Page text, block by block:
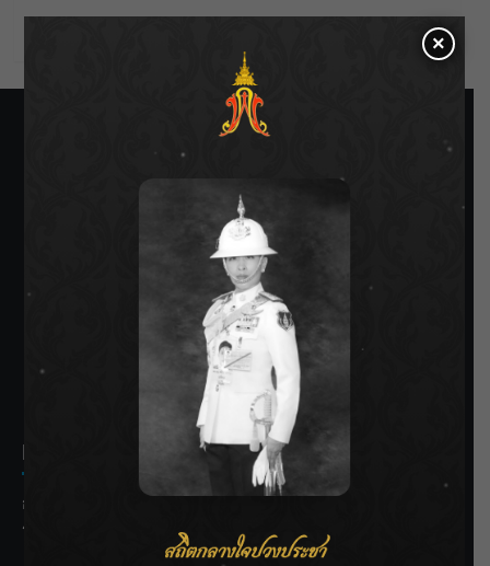
SIAMRATH VARIETY
THE BEST ENTERTAINMENT
Recent Posts
กรมชลฯ รับฟังประชาชน ติดตามแก้ปัญหาโครงการประตู
ระบายน้ำศรีสองรักฯ
×